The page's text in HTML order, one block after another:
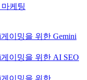
케팅
이밍을 위한 Gemini
이밍을 위한 AI SEO
이밍을 위한